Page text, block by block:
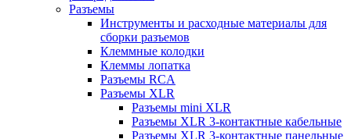
Разъемы
Инструменты и расходные материалы для
сборки разъемов
Клеммные колодки
Клеммы лопатка
Разъемы RCA
Разъемы XLR
Разъемы mini XLR
Разъемы XLR 3-контактные кабельные
Разъемы XLR 3-контактные панельные